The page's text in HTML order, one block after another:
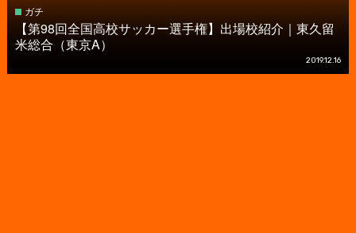
ガチ
【第98回全国高校サッカー選手権】出場校紹介｜東久留
米総合（東京A）
2019.12.16